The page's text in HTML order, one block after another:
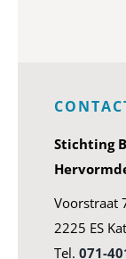
Stichting
Voorstraat
2225 ES
Tel. 071-